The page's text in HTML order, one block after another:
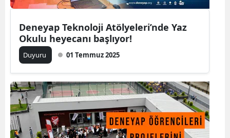
Hakkari
Mersin
İstanbul
Deneyap Teknoloji Atölyeleri’nde Yaz
Okulu heyecanı başlıyor!
Duyuru 01 Temmuz 2025